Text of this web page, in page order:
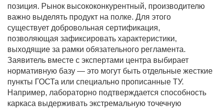
позиция. Рынок высококонкурентный, производителю
важно выделять продукт на полке. Для этого
существует добровольная сертификация,
позволяющая зафиксировать характеристики,
выходящие за рамки обязательного регламента.
Заявитель вместе с экспертами центра выбирает
нормативную базу — это могут быть отдельные жесткие
пункты ГОСТа или специально прописанные ТУ.
Например, лабораторно подтверждается способность
каркаса выдерживать экстремальную точечную